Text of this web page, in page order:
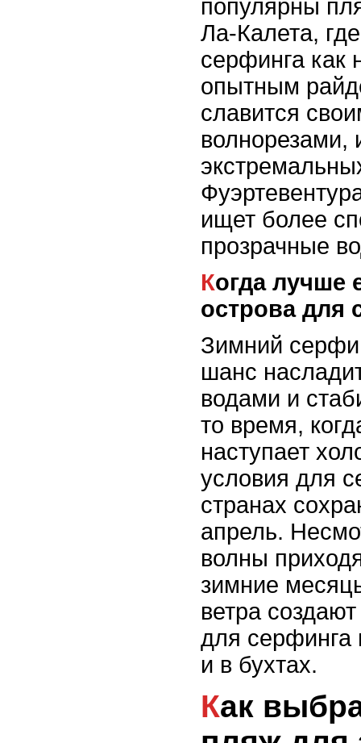
популярны
Ла-Калета,
серфинга как
опытным
славится
ищет более
прозрачные
Когда лучше ехать на Канарские
острова для
Зимний
шанс
водами и
то время,
наступает
условия для
странах
апрель.
волны
зимние
ветра
для серфинга
и в бухтах.
Как выбрать идеальный